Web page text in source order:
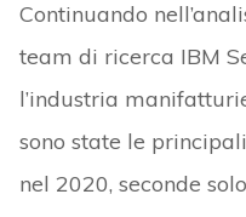
Continuando
team di ricerca IBM
l’industria
sono state le
nel 2020, seconde